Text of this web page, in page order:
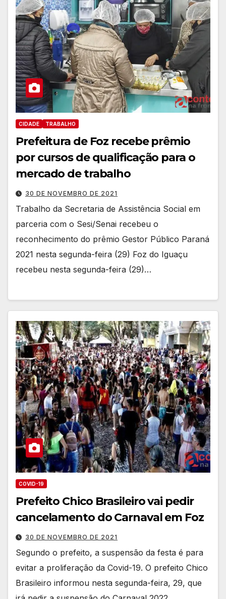
CIDADE TRABALHO
Prefeitura de Foz recebe prêmio
por cursos de qualificação para o
mercado de trabalho
30 DE NOVEMBRO DE 2021
Trabalho da Secretaria de Assistência Social em
parceria com o Sesi/Senai recebeu o
reconhecimento do prêmio Gestor Público Paraná
2021 nesta segunda-feira (29) Foz do Iguaçu
recebeu nesta segunda-feira (29)…
COVID-19
Prefeito Chico Brasileiro vai pedir
cancelamento do Carnaval em Foz
30 DE NOVEMBRO DE 2021
Segundo o prefeito, a suspensão da festa é para
evitar a proliferação da Covid-19. O prefeito Chico
Brasileiro informou nesta segunda-feira, 29, que